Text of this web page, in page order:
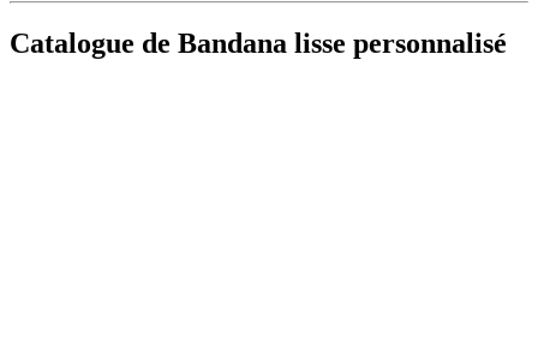
Catalogue de Bandana lisse personnalisé